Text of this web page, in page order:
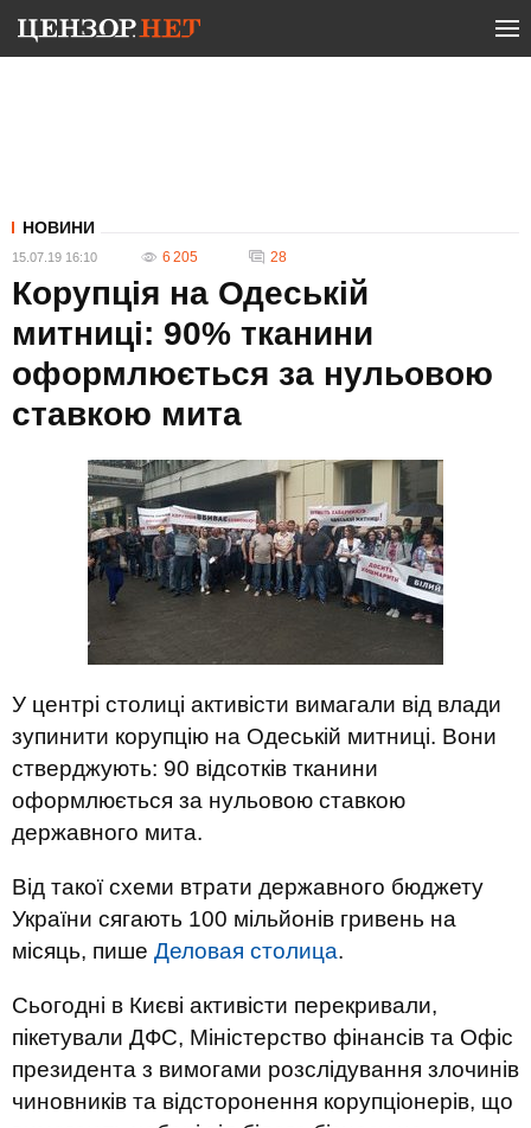
НОВИНИ
15.07.19 16:10 6 205 28
Корупція на Одеській
митниці: 90% тканини
оформлюється за нульовою
ставкою мита
У центрі столиці активісти вимагали від влади
зупинити корупцію на Одеській митниці. Вони
стверджують: 90 відсотків тканини
оформлюється за нульовою ставкою
державного мита.
Від такої схеми втрати державного бюджету
України сягають 100 мільйонів гривень на
місяць, пише Деловая столица.
Сьогодні в Києві активісти перекривали,
пікетували ДФС, Міністерство фінансів та Офіс
президента з вимогами розслідування злочинів
чиновників та відсторонення корупціонерів, що